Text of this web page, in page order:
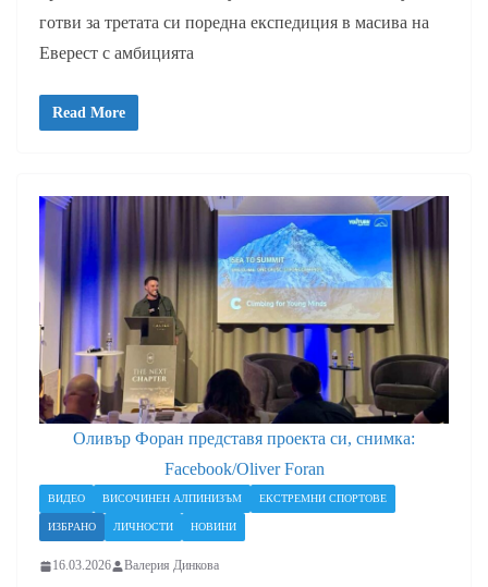
готви за третата си поредна експедиция в масива на
Еверест с амбицията
Read More
Оливър Форан представя проекта си, снимка:
Facebook/Oliver Foran
ВИДЕО ВИСОЧИНЕН АЛПИНИЗЪМ ЕКСТРЕМНИ СПОРТОВЕ
ИЗБРАНО ЛИЧНОСТИ НОВИНИ
16.03.2026 Валерия Динкова